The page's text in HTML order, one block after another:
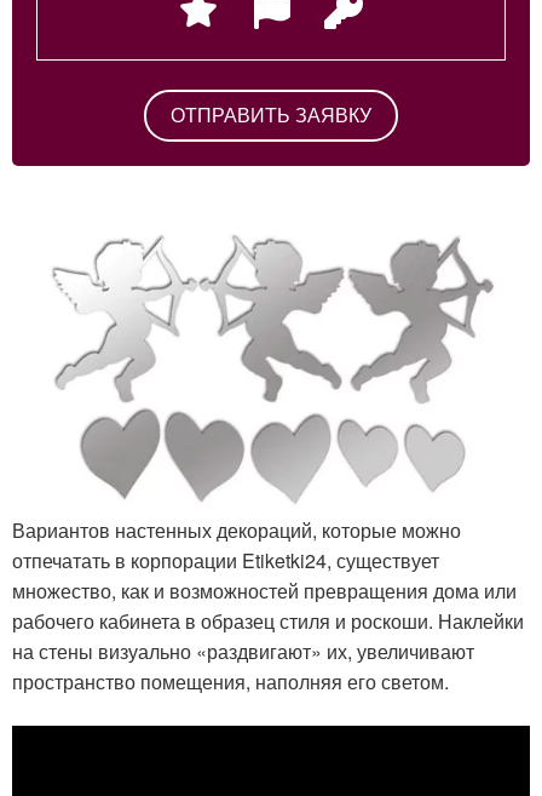
Вариантов настенных декораций, которые можно
отпечатать в корпорации Etiketki24, существует
множество, как и возможностей превращения дома или
рабочего кабинета в образец стиля и роскоши. Наклейки
на стены визуально «раздвигают» их, увеличивают
пространство помещения, наполняя его светом.